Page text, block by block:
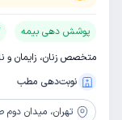
پوشش دهی بیمه
متخصص زنان، زایمان و
نوبت‌دهی مطب
تهران، میدان دوم صادقیه،